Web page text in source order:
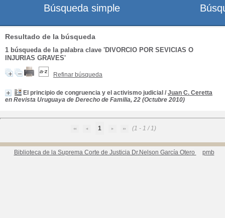
Resultado de la búsqueda
1 búsqueda de la palabra clave 'DIVORCIO POR SEVICIAS O
INJURIAS GRAVES'
Refinar búsqueda
El principio de congruencia y el activismo judicial / Juan C. Ceretta
en Revista Uruguaya de Derecho de Familia, 22 (Octubre 2010)
1 (1 - 1 / 1)
Biblioteca de la Suprema Corte de Justicia Dr.Nelson García Otero pmb
Búsqueda simple